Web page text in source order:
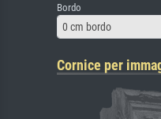
Bordo
0 cm bordo
Cornice per